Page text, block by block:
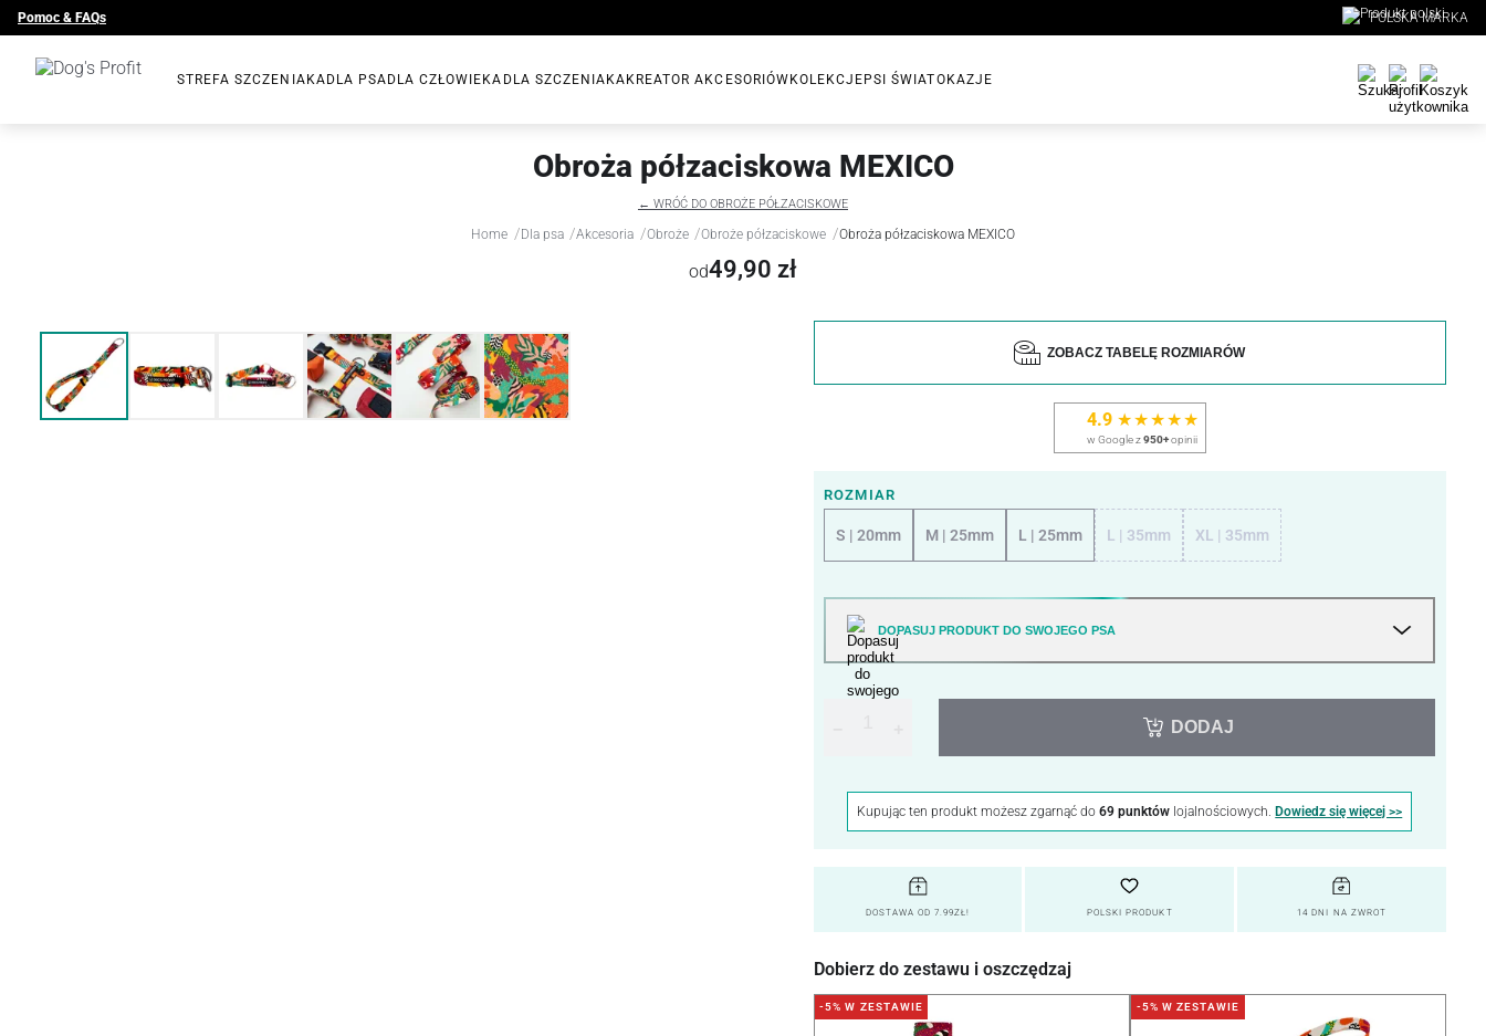
Pomoc & FAQs POLSKA MARKA
STREFA SZCZENIAKA DLA PSA DLA CZŁOWIEKA DLA SZCZENIAKA KREATOR AKCESORIÓW KOLEKCJE PSI ŚWIATOKAZJE
Obroża półzaciskowa MEXICO
← WRÓĆ DO OBROŻE PÓŁZACISKOWE
Home /Dla psa /Akcesoria /Obroże /Obroże półzaciskowe /Obroża półzaciskowa MEXICO
od49,90 zł
ZOBACZ TABELĘ ROZMIARÓW
4.9 ★★★★★
w Google z950+opinii
ROZMIAR
S | 20mm M | 25mm L | 25mm L | 35mm XL | 35mm
DOPASUJ PRODUKT DO SWOJEGO PSA
DODAJ
Kupując ten produkt możesz zgarnąć do69 punktów lojalnościowych.Dowiedz się więcej >>
DOSTAWA OD 7.99ZŁ! POLSKI PRODUKT 14 DNI NA ZWROT
Dobierz do zestawu i oszczędzaj
-5% W ZESTAWIE -5% W ZESTAWIE